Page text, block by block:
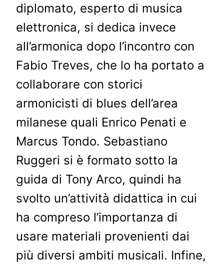
diplomato, esperto di musica
elettronica, si dedica invece
all’armonica dopo l’incontro con
Fabio Treves, che lo ha portato a
collaborare con storici
armonicisti di blues dell’area
milanese quali Enrico Penati e
Marcus Tondo. Sebastiano
Ruggeri si è formato sotto la
guida di Tony Arco, quindi ha
svolto un’attività didattica in cui
ha compreso l’importanza di
usare materiali provenienti dai
più diversi ambiti musicali. Infine,